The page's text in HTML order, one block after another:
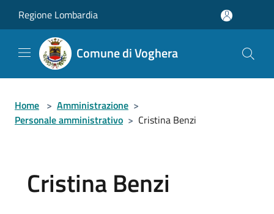
Regione Lombardia
Comune di Voghera
Home > Amministrazione >
Personale amministrativo > Cristina Benzi
Cristina Benzi